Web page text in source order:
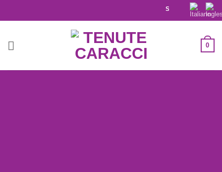
SPEDIZIONE
0